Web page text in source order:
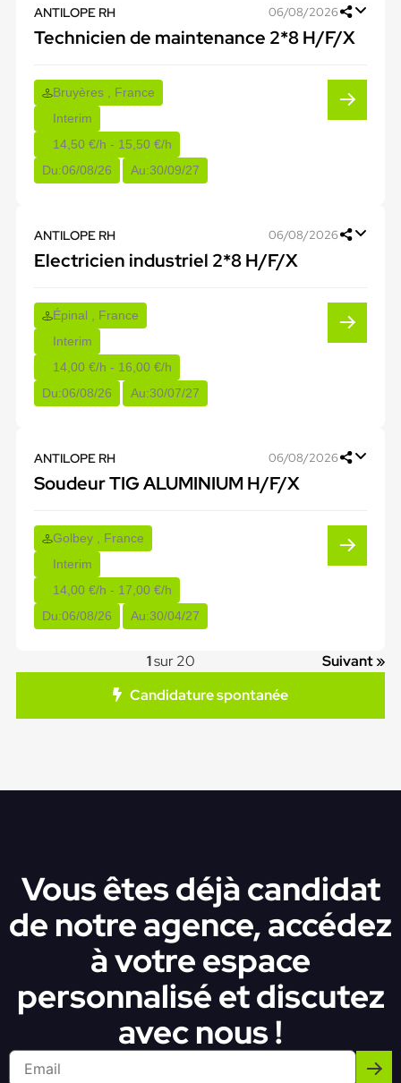
ANTILOPE RH 06/08/2026
Technicien de maintenance 2*8 H/F/X
Bruyères , France
Interim
14,50 €/h - 15,50 €/h
Du:06/08/26 Au:30/09/27
ANTILOPE RH 06/08/2026
Electricien industriel 2*8 H/F/X
Épinal , France
Interim
14,00 €/h - 16,00 €/h
Du:06/08/26 Au:30/07/27
ANTILOPE RH 06/08/2026
Soudeur TIG ALUMINIUM H/F/X
Golbey , France
Interim
14,00 €/h - 17,00 €/h
Du:06/08/26 Au:30/04/27
1sur 20
Suivant »
Candidature spontanée
Vous êtes déjà candidat
de notre agence, accédez
à votre espace
personnalisé et discutez
avec nous !